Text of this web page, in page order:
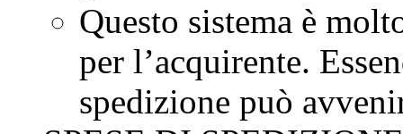
Questo sistema è
per l’acquirente.
spedizione può